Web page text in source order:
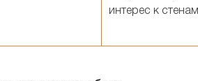
интерес к стенам